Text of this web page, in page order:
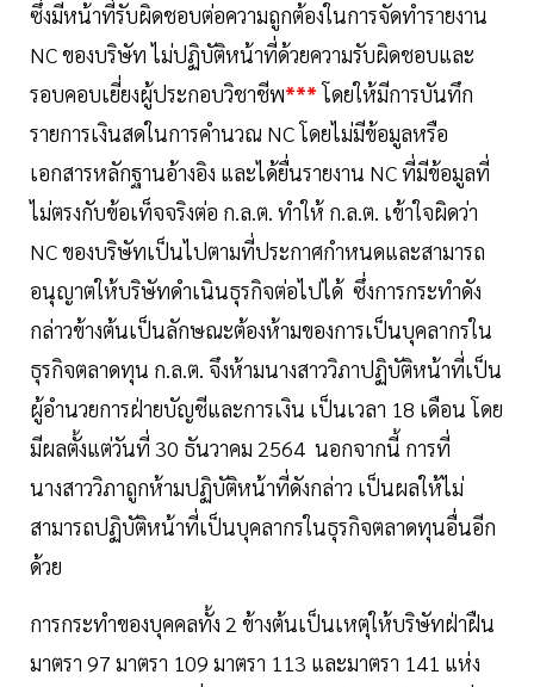
ซึ่งมีหน้าที่รับผิดชอบต่อความถูกต้องในการจัดทำรายงาน
NC ของบริษัท ไม่ปฏิบัติหน้าที่ด้วยความรับผิดชอบและ
รอบคอบเยี่ยงผู้ประกอบวิชาชีพ***โดยให้มีการบันทึก
รายการเงินสดในการคำนวณ NC โดยไม่มีข้อมูลหรือ
เอกสารหลักฐานอ้างอิง และได้ยื่นรายงาน NC ที่มีข้อมูลที่
ไม่ตรงกับข้อเท็จจริงต่อ ก.ล.ต. ทำให้ ก.ล.ต. เข้าใจผิดว่า
NC ของบริษัทเป็นไปตามที่ประกาศกำหนดและสามารถ
อนุญาตให้บริษัทดำเนินธุรกิจต่อไปได้ ซึ่งการกระทำดัง
กล่าวข้างต้นเป็นลักษณะต้องห้ามของการเป็นบุคลากรใน
ธุรกิจตลาดทุน ก.ล.ต. จึงห้ามนางสาววิภาปฏิบัติหน้าที่เป็น
ผู้อำนวยการฝ่ายบัญชีและการเงิน เป็นเวลา 18 เดือน โดย
มีผลตั้งแต่วันที่ 30 ธันวาคม 2564 นอกจากนี้ การที่
นางสาววิภาถูกห้ามปฏิบัติหน้าที่ดังกล่าว เป็นผลให้ไม่
สามารถปฏิบัติหน้าที่เป็นบุคลากรในธุรกิจตลาดทุนอื่นอีก
ด้วย
การกระทำของบุคคลทั้ง 2 ข้างต้นเป็นเหตุให้บริษัทฝ่าฝืน
มาตรา 97 มาตรา 109 มาตรา 113 และมาตรา 141 แห่ง